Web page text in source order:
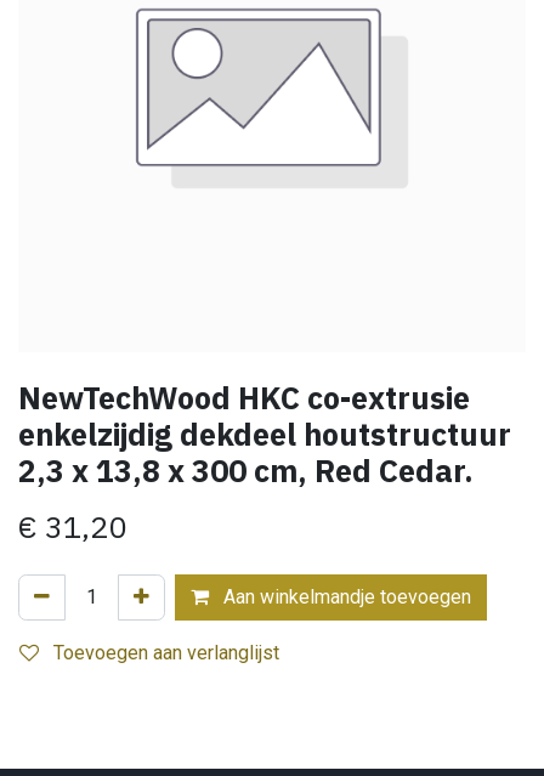
NewTechWood HKC co-extrusie
enkelzijdig dekdeel houtstructuur
2,3 x 13,8 x 300 cm, Red Cedar.
€ 31,20
Aan winkelmandje toevoegen
Toevoegen aan verlanglijst